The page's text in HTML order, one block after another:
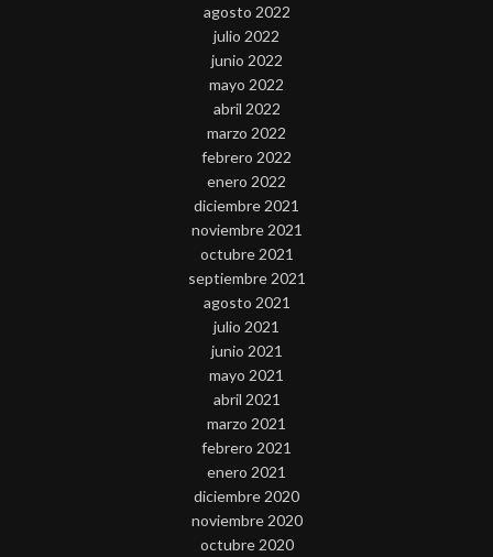
agosto 2022
julio 2022
junio 2022
mayo 2022
abril 2022
marzo 2022
febrero 2022
enero 2022
diciembre 2021
noviembre 2021
octubre 2021
septiembre 2021
agosto 2021
julio 2021
junio 2021
mayo 2021
abril 2021
marzo 2021
febrero 2021
enero 2021
diciembre 2020
noviembre 2020
octubre 2020